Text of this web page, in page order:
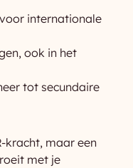
internationale
ook in het
tot secundaire
kracht, maar een
met je